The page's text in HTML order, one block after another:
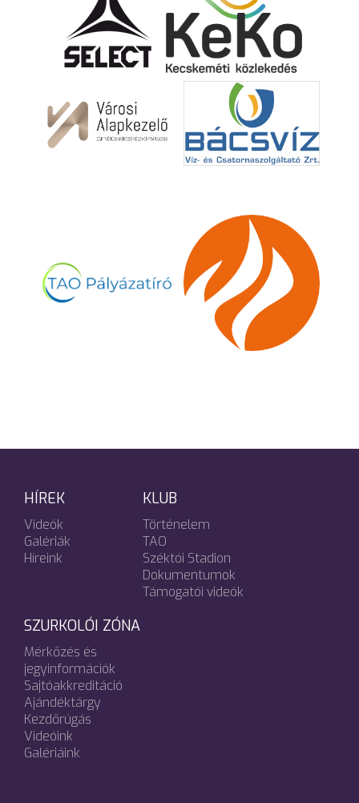
HÍREK
Videók
Galériák
Híreink
KLUB
Történelem
TAO
Széktói Stadion
Dokumentumok
Támogatói videók
SZURKOLÓI ZÓNA
Mérkőzés és
jegyinformációk
Sajtóakkreditáció
Ajándéktárgy
Kezdőrúgás
Videóink
Galériáink